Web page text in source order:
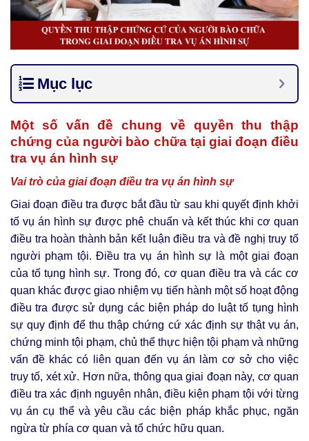
Mục lục
Một số vấn đề chung về quyền thu thập
chứng của người bào chữa tại giai đoạn điều
tra vụ án hình sự
Vai trò của giai đoạn điều tra vụ án hình sự
Giai đoạn điều tra được bắt đầu từ sau khi quyết định khởi
tố vụ án hình sự được phê chuẩn và kết thúc khi cơ quan
điều tra hoàn thành bản kết luận điều tra và đề nghị truy tố
người phạm tội. Điều tra vụ án hình sự là một giai đoạn
của tố tụng hình sự. Trong đó, cơ quan điều tra và các cơ
quan khác được giao nhiệm vụ tiến hành một số hoạt động
điều tra được sử dụng các biện pháp do luật tố tụng hình
sự quy định để thu thập chứng cứ xác định sự thật vụ án,
chứng minh tội phạm, chủ thể thực hiện tội phạm và những
vấn đề khác có liên quan đến vụ án làm cơ sở cho việc
truy tố, xét xử. Hơn nữa, thông qua giai đoạn này, cơ quan
điều tra xác định nguyên nhân, điều kiện phạm tội với từng
vụ án cụ thể và yêu cầu các biện pháp khắc phục, ngăn
ngừa từ phía cơ quan và tổ chức hữu quan.